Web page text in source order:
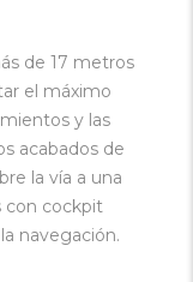
de 17 metros
el máximo
y las
acabados de
la vía a una
con cockpit
navegación.